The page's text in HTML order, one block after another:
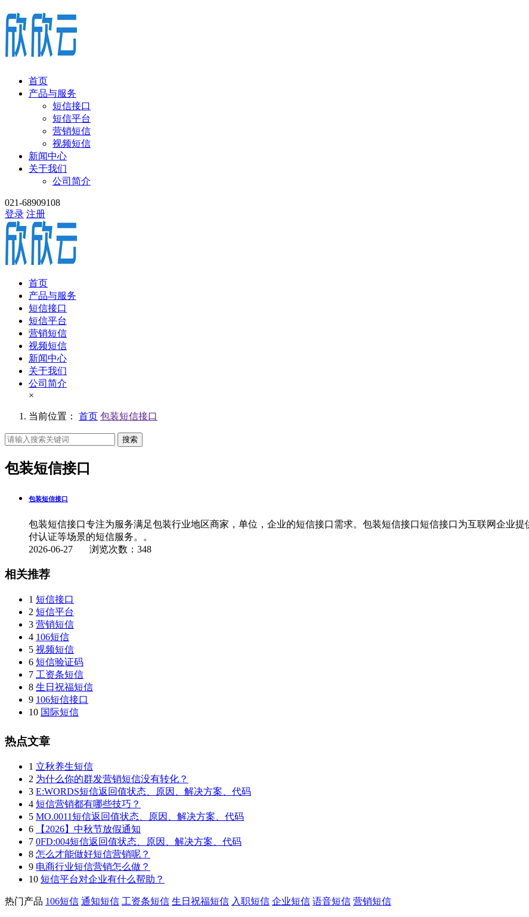
首页
产品与服务
短信接口
短信平台
营销短信
视频短信
新闻中心
关于我们
公司简介
021-68909108
登录 注册
首页
产品与服务
短信接口
短信平台
营销短信
视频短信
新闻中心
关于我们
公司简介
×
当前位置： 首页 包装短信接口
搜索
包装短信接口
包装短信接口
包装短信接口专注为服务满足包装行业地区商家，单位，企业的短信接口需求。包装短信接口短信接口为互联网企业
付认证等场景的短信服务。。
2026-06-27 浏览次数：348
相关推荐
1 短信接口
2 短信平台
3 营销短信
4 106短信
5 视频短信
6 短信验证码
7 工资条短信
8 生日祝福短信
9 106短信接口
10 国际短信
热点文章
1 立秋养生短信
2 为什么你的群发营销短信没有转化？
3 E:WORDS短信返回值状态、原因、解决方案、代码
4 短信营销都有哪些技巧？
5 MO.0011短信返回值状态、原因、解决方案、代码
6
【2026】中秋节放假通知
7 0FD:004短信返回值状态、原因、解决方案、代码
8 怎么才能做好短信营销呢？
9 电商行业短信营销怎么做？
10 短信平台对企业有什么帮助？
热门产品 106短信 通知短信 工资条短信 生日祝福短信 入职短信 企业短信 语音短信 营销短信